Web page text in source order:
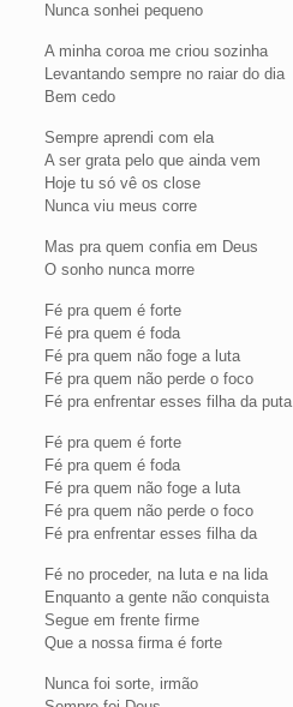
Nunca sonhei pequeno
A minha coroa me criou sozinha
Levantando sempre no raiar do dia
Bem cedo
Sempre aprendi com ela
A ser grata pelo que ainda vem
Hoje tu só vê os close
Nunca viu meus corre
Mas pra quem confia em Deus
O sonho nunca morre
Fé pra quem é forte
Fé pra quem é foda
Fé pra quem não foge a luta
Fé pra quem não perde o foco
Fé pra enfrentar esses filha da puta
Fé pra quem é forte
Fé pra quem é foda
Fé pra quem não foge a luta
Fé pra quem não perde o foco
Fé pra enfrentar esses filha da
Fé no proceder, na luta e na lida
Enquanto a gente não conquista
Segue em frente firme
Que a nossa firma é forte
Nunca foi sorte, irmão